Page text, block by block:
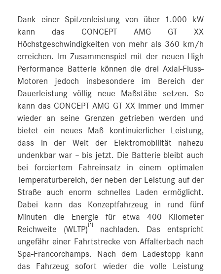
Dank einer Spitzenleistung von über 1.000 kW
kann das CONCEPT AMG GT XX
Höchstgeschwindigkeiten von mehr als 360 km/h
erreichen. Im Zusammenspiel mit der neuen High
Performance Batterie können die drei Axial-Fluss-
Motoren jedoch insbesondere im Bereich der
Dauerleistung völlig neue Maßstäbe setzen. So
kann das CONCEPT AMG GT XX immer und immer
wieder an seine Grenzen getrieben werden und
bietet ein neues Maß kontinuierlicher Leistung,
dass in der Welt der Elektromobilität nahezu
undenkbar war – bis jetzt. Die Batterie bleibt auch
bei forciertem Fahreinsatz in einem optimalen
Temperaturbereich, der neben der Leistung auf der
Straße auch enorm schnelles Laden ermöglicht.
Dabei kann das Konzeptfahrzeug in rund fünf
Minuten die Energie für etwa 400 Kilometer
Reichweite (WLTP)
[1]
nachladen. Das entspricht
ungefähr einer Fahrtstrecke von Affalterbach nach
Spa-Francorchamps. Nach dem Ladestopp kann
das Fahrzeug sofort wieder die volle Leistung